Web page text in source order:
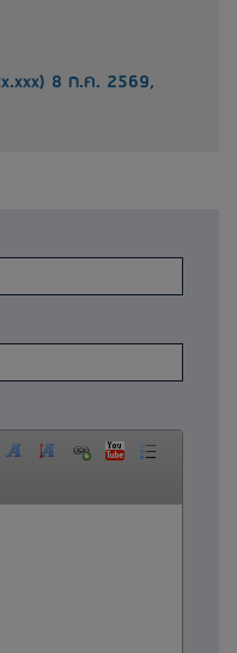
8 ก.ค. 2569,